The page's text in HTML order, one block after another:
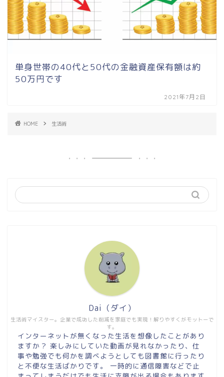
単身世帯の40代と50代の金融資産保有額は約
50万円です
2021年7月2日
HOME 生活術
生活術マイスター。企業で成功した削減を家庭でも実現！解りやすくがモットーで
す。
Dai（ダイ）
インターネットが無くなった生活を想像したことがあり
ますか？ 楽しみにしていた動画が見れなかったり、仕
事や勉強でも何かを調べようとしても図書館に行ったり
と不便な生活ばかりです。 一時的に通信障害などで止